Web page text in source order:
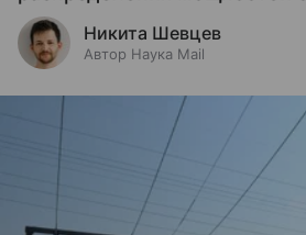
Никита Шевцев
Автор Наука Mail